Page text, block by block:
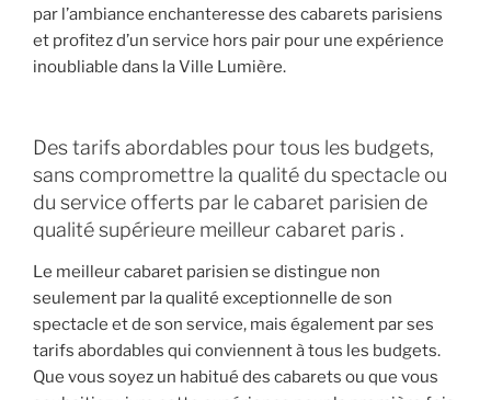
par l’ambiance enchanteresse des cabarets parisiens
et profitez d’un service hors pair pour une expérience
inoubliable dans la Ville Lumière.
Des tarifs abordables pour tous les budgets,
sans compromettre la qualité du spectacle ou
du service offerts par le cabaret parisien de
qualité supérieure meilleur cabaret paris .
Le meilleur cabaret parisien se distingue non
seulement par la qualité exceptionnelle de son
spectacle et de son service, mais également par ses
tarifs abordables qui conviennent à tous les budgets.
Que vous soyez un habitué des cabarets ou que vous